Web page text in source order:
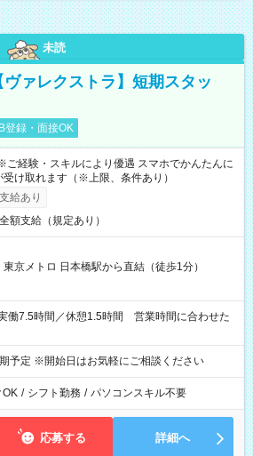
未読
ァレクストラ】短期スタッ
登録・面接OK
経験・スキルにより優遇 スマホでかんたんに
け取れます（※上限、条件あり）
給あり
額支給（規定あり）
京メトロ 日本橋駅から直結（徒歩1分）
予定 ※開始日はお気軽にご相談ください
OK / シフト勤務 / パソコンスキル不要
応募する 詳細へ